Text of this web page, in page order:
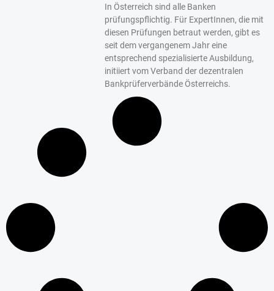
In Österreich sind alle Banken
prüfungspflichtig. Für ExpertInnen, die mit
diesen Prüfungen betraut werden, gibt es
seit dem vergangenem Jahr eine
entsprechend spezialisierte Ausbildung,
initiiert vom Verband der dezentralen
Bankprüferverbände Österreichs.